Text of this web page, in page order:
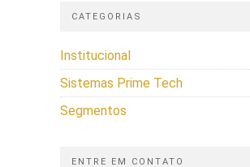
CATEGORIAS
Institucional
Sistemas Prime Tech
Segmentos
ENTRE EM CONTATO